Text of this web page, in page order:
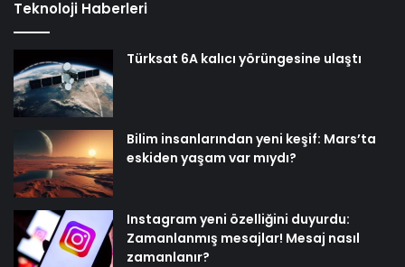
Teknoloji Haberleri
Türksat 6A kalıcı yörüngesine ulaştı
Bilim insanlarından yeni keşif: Mars’ta
eskiden yaşam var mıydı?
Instagram yeni özelliğini duyurdu:
Zamanlanmış mesajlar! Mesaj nasıl
zamanlanır?